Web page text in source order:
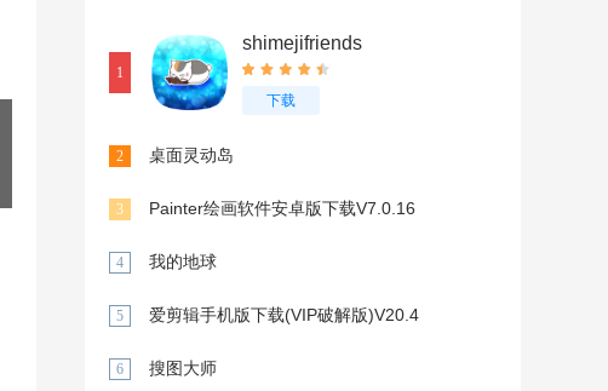
1
shimejifriends
下载
2 桌面灵动岛
3 Painter绘画软件安卓版下载V7.0.16
4 我的地球
5 爱剪辑手机版下载(VIP破解版)V20.4
6 搜图大师